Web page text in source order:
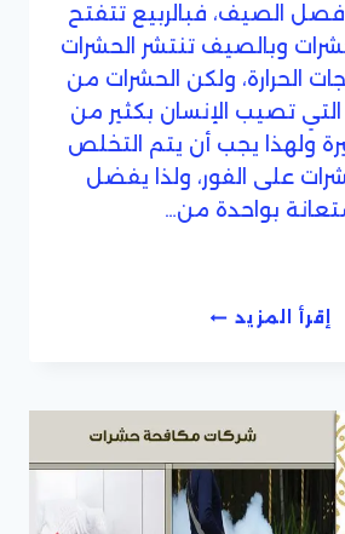
الصيف، فبالربيع تتفتح
وبالصيف تنتشر الحشرات
الحرارة، ولكن الحشرات من
التي تصيب الإنسان بكثير من
ولهذا يجب أن يتم التخلص
على الفور، ولذا يفضل
بواحدة من…
إقرأ المزيدشركات